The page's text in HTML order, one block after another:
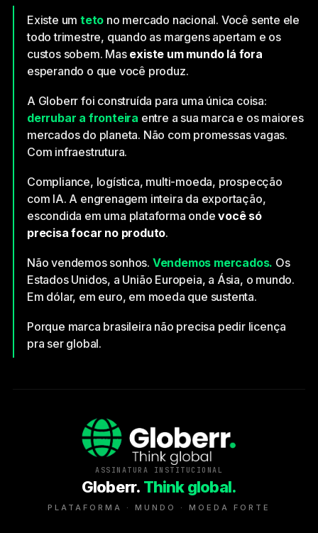
Existe um teto no mercado nacional. Você sente ele
todo trimestre, quando as margens apertam e os
custos sobem. Mas existe um mundo lá fora
esperando o que você produz.
A Globerr foi construída para uma única coisa:
derrubar a fronteira entre a sua marca e os maiores
mercados do planeta. Não com promessas vagas.
Com infraestrutura.
Compliance, logística, multi-moeda, prospecção
com IA. A engrenagem inteira da exportação,
escondida em uma plataforma ondevocê só
precisa focar no produto.
Não vendemos sonhos. Vendemos mercados. Os
Estados Unidos, a União Europeia, a Ásia, o mundo.
Em dólar, em euro, em moeda que sustenta.
Porque marca brasileira não precisa pedir licença
pra ser global.
ASSINATURA INSTITUCIONAL
Globerr. Think global.
PLATAFORMA · MUNDO · MOEDA FORTE